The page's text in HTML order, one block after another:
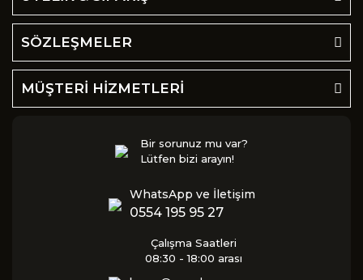
SÖZLEŞMELER
MÜŞTERİ HİZMETLERİ
Bir sorunuz mu var?
Lütfen bizi arayın!
WhatsApp ve İletişim
0554 195 95 27
Çalışma Saatleri
08:30 - 18:00 arası